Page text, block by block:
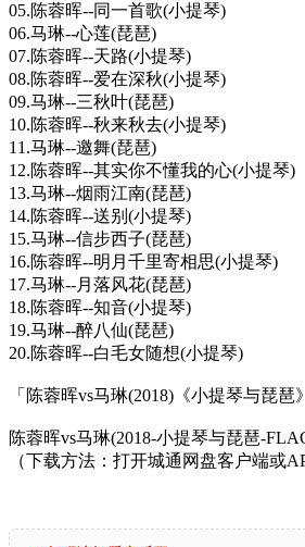
05.陈蓉晖--同一首歌(小提琴)
06.马琳--心莲(琵琶)
07.陈蓉晖--天路(小提琴)
08.陈蓉晖--爱在深秋(小提琴)
09.马琳--三秋叶(琵琶)
10.陈蓉晖--秋来秋去(小提琴)
11.马琳--邀舞(琵琶)
12.陈蓉晖--其实你不懂我的心(小提琴)
13.马琳--烟雨江南(琵琶)
14.陈蓉晖--送别(小提琴)
15.马琳--信步西子(琵琶)
16.陈蓉晖--明月千里寄相思(小提琴)
17.马琳--月落风花(琵琶)
18.陈蓉晖--知音(小提琴)
19.马琳--醉八仙(琵琶)
20.陈蓉晖--白毛女随想(小提琴)
「陈蓉晖vs马琳(2018)《小提琴与琵琶
陈蓉晖vs马琳(2018-小提琴与琵琶-
（下载方法：打开城通网盘客户端或